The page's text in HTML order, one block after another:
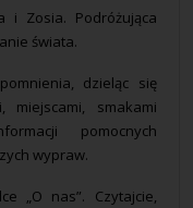
i Zosia. Podróżująca
świata.
dzieląc się
miejscami, smakami
pomocnych
wypraw.
„O nas”. Czytajcie,